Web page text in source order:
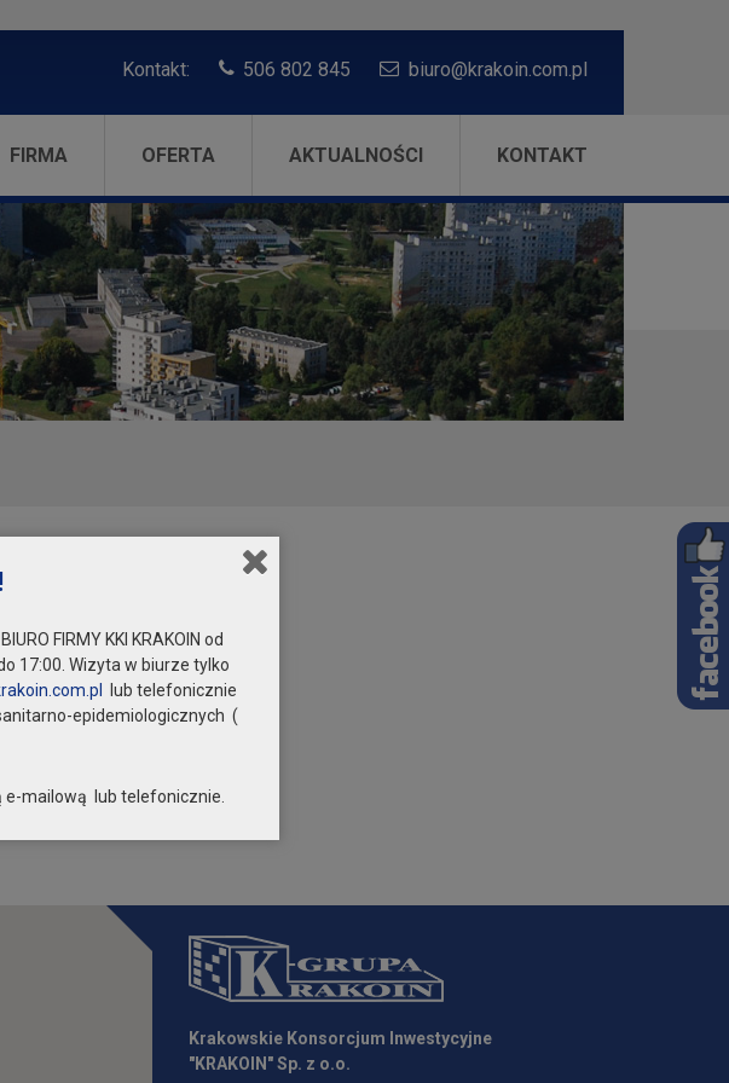
Kontakt: 506 802 845 biuro@krakoin.com.pl
FIRMA OFERTA AKTUALNOŚCI KONTAKT
Krakowskie Konsorcjum Inwestycyjne
"KRAKOIN" Sp. z o.o.
FIRMY KKI KRAKOIN od
17:00. Wizyta w biurze tylko
lub telefonicznie
epidemiologicznych (
mailową lub telefonicznie.